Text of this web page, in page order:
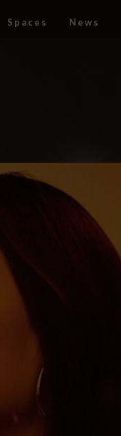
Spaces News